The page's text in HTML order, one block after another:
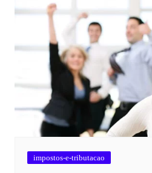
impostos-e-tributacao